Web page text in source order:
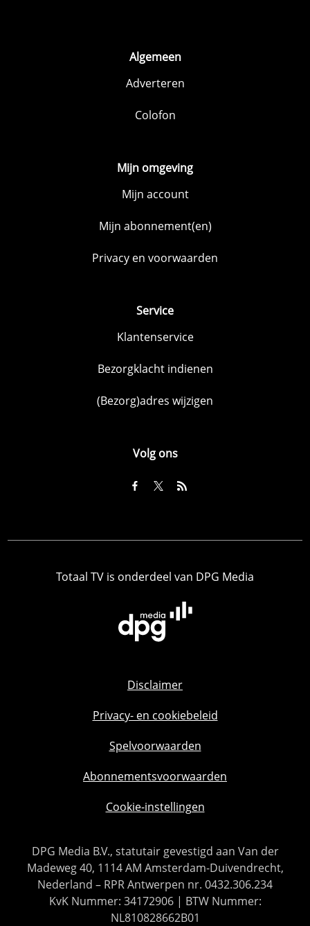
Algemeen
Adverteren
Colofon
Mijn omgeving
Mijn account
Mijn abonnement(en)
Privacy en voorwaarden
Service
Klantenservice
Bezorgklacht indienen
(Bezorg)adres wijzigen
Volg ons
Totaal TV is onderdeel van DPG Media
Disclaimer
Privacy- en cookiebeleid
Spelvoorwaarden
Abonnementsvoorwaarden
Cookie-instellingen
DPG Media B.V., statutair gevestigd aan Van der
Madeweg 40, 1114 AM Amsterdam-Duivendrecht,
Nederland – RPR Antwerpen nr. 0432.306.234
KvK Nummer: 34172906 | BTW Nummer:
NL810828662B01